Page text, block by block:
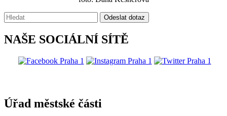
Vyhledávání:
Odeslat dotaz
NAŠE SOCIÁLNÍ SÍTĚ
Úřad městské části